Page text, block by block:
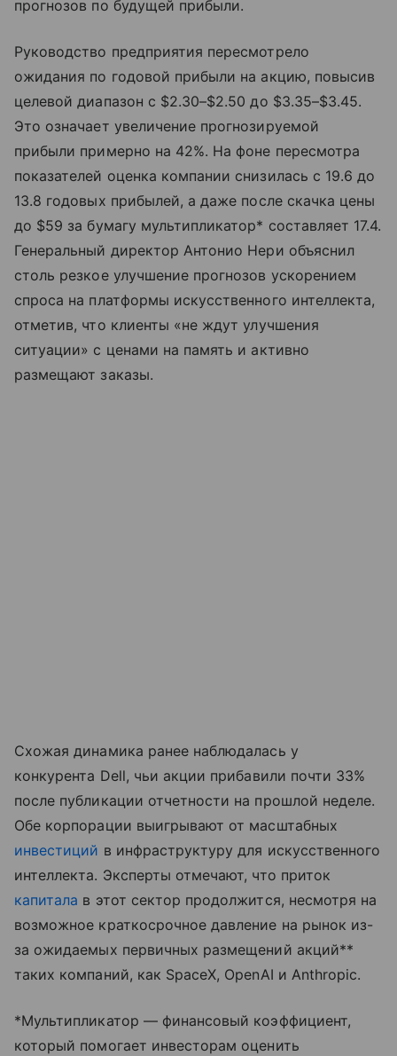
прогнозов по будущей прибыли.
Руководство предприятия пересмотрело
ожидания по годовой прибыли на акцию, повысив
целевой диапазон с $2.30–$2.50 до $3.35–$3.45.
Это означает увеличение прогнозируемой
прибыли примерно на 42%. На фоне пересмотра
показателей оценка компании снизилась с 19.6 до
13.8 годовых прибылей, а даже после скачка цены
до $59 за бумагу мультипликатор* составляет 17.4.
Генеральный директор Антонио Нери объяснил
столь резкое улучшение прогнозов ускорением
спроса на платформы искусственного интеллекта,
отметив, что клиенты «не ждут улучшения
ситуации» с ценами на память и активно
размещают заказы.
Схожая динамика ранее наблюдалась у
конкурента Dell, чьи акции прибавили почти 33%
после публикации отчетности на прошлой неделе.
Обе корпорации выигрывают от масштабных
инвестиций в инфраструктуру для искусственного
интеллекта. Эксперты отмечают, что приток
капитала в этот сектор продолжится, несмотря на
возможное краткосрочное давление на рынок из-
за ожидаемых первичных размещений акций**
таких компаний, как SpaceX, OpenAI и Anthropic.
*Мультипликатор — финансовый коэффициент,
который помогает инвесторам оценить